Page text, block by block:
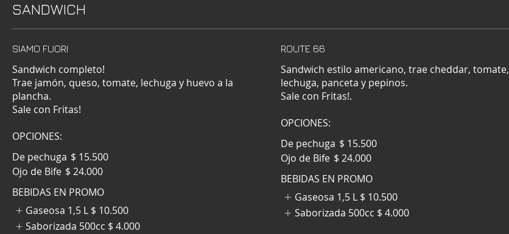
SANDWICH
SIAMO FUORI
Sandwich completo!
Trae jamón, queso, tomate, lechuga y huevo a la
plancha.
Sale con Fritas!
OPCIONES:
De pechuga $ 15.500
Ojo de Bife $ 24.000
BEBIDAS EN PROMO
Gaseosa 1,5 L $ 10.500
Saborizada 500cc $ 4.000
ROUTE 66
Sandwich estilo americano, trae cheddar, tomate,
lechuga, panceta y pepinos.
Sale con Fritas!.
OPCIONES:
De pechuga $ 15.500
Ojo de Bife $ 24.000
BEBIDAS EN PROMO
Gaseosa 1,5 L $ 10.500
Saborizada 500cc $ 4.000